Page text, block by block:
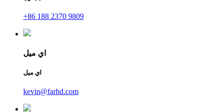
+86 188 2370 9809
اي ميل
اي ميل
kevin@farhd.com